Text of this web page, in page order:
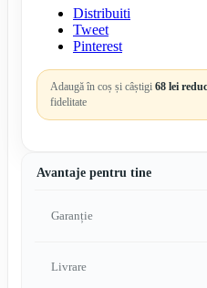
Avantaje pentru tine
Garanție
Livrare
Distribuiti
Tweet
Pinterest
Adaugă în coș și câștigi 68 lei
fidelitate